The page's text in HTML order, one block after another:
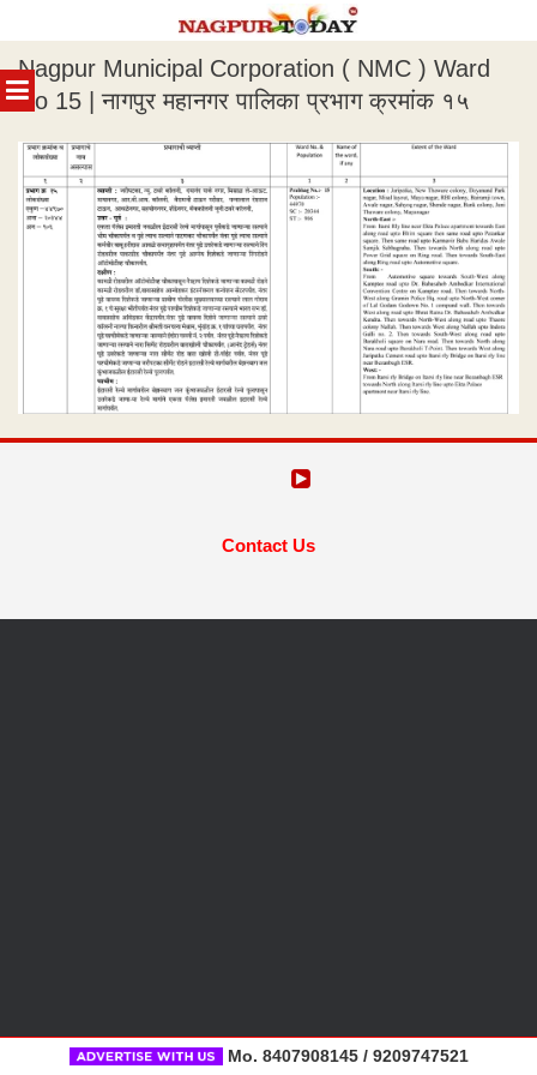
MENU
to
content
Nagpur Municipal Corporation ( NMC ) Ward
No 15 ​| नागपुर महानगर पालिका प्रभाग क्रमांक १५
Contact Us
Mo. 8407908145 / 9209747521